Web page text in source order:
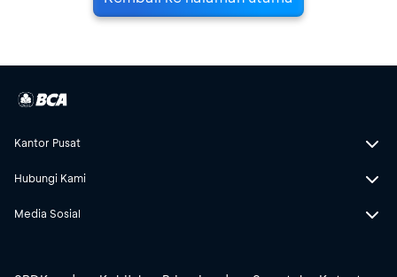
Kantor Pusat
Hubungi Kami
Media Sosial